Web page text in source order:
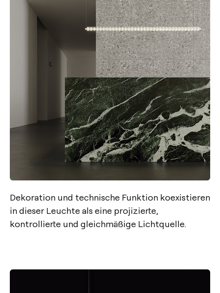
Dekoration und technische Funktion koexistieren
in dieser Leuchte als eine projizierte,
kontrollierte und gleichmäßige Lichtquelle.